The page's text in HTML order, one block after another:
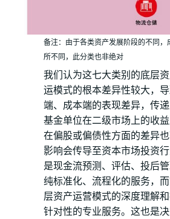
备注：由于各类资产发展阶段的不同，
所不同，此分类也非绝对
我们认为这七大类别的底层
运模式的根本差异性较大，
端、成本端的表现差异，传递
基金单位在二级市场上的收益
在偏股或偏债性方面的差异
影响会传导至资本市场投资
是现金流预测、评估、投后
纯标准化、流程化的服务，
层资产运营模式的深度理解
针对性的专业服务。这也是决